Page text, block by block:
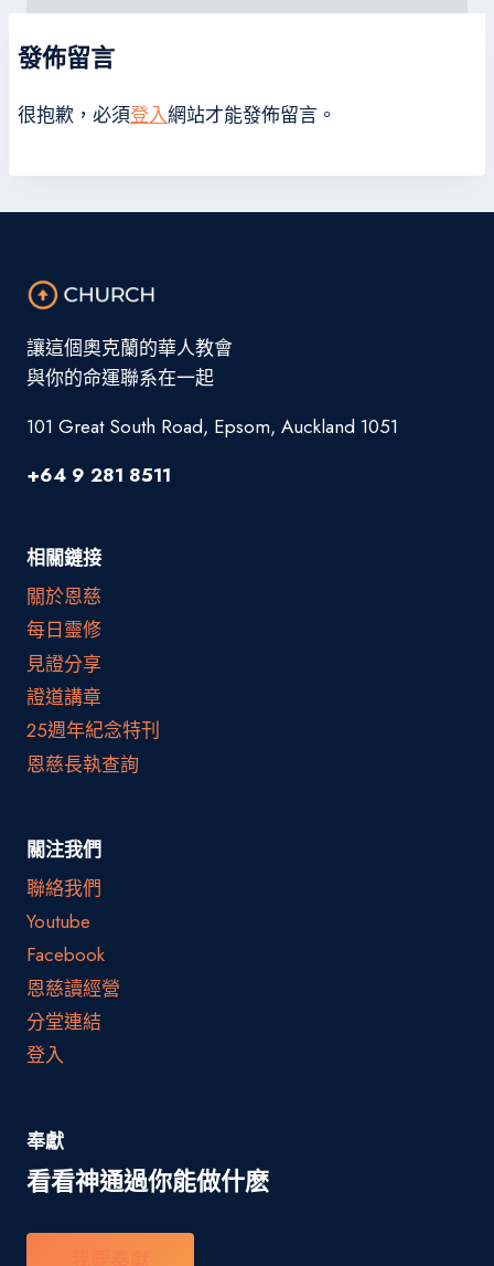
發佈留言
很抱歉，必須登入網站才能發佈留言。
讓這個奧克蘭的華人教會
與你的命運聯系在一起
101 Great South Road, Epsom, Auckland 1051
+64 9 281 8511
相關鏈接
關於恩慈
每日靈修
見證分享
證道講章
25週年紀念特刊
恩慈長執查詢
關注我們
聯絡我們
Youtube
Facebook
恩慈讀經營
分堂連結
登入
奉獻
看看神通過你能做什麽